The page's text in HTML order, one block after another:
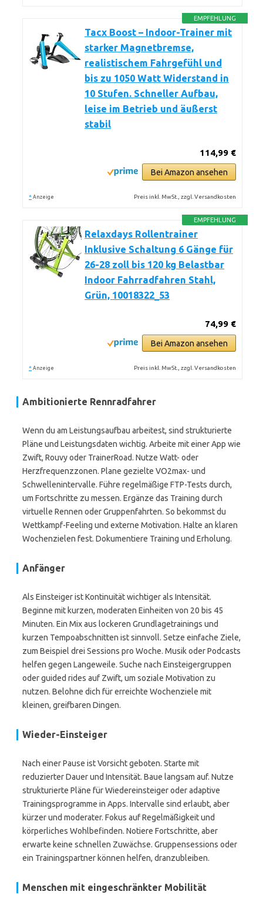
EMPFEHLUNG
Tacx Boost – Indoor-Trainer mit
starker Magnetbremse,
realistischem Fahrgefühl und
bis zu 1050 Watt Widerstand in
10 Stufen. Schneller Aufbau,
leise im Betrieb und äußerst
stabil
114,99 €
Bei Amazon ansehen
* Anzeige Preis inkl. MwSt., zzgl. Versandkosten
EMPFEHLUNG
Relaxdays Rollentrainer
Inklusive Schaltung 6 Gänge für
26-28 zoll bis 120 kg Belastbar
Indoor Fahrradfahren Stahl,
Grün, 10018322_53
74,99 €
Bei Amazon ansehen
* Anzeige Preis inkl. MwSt., zzgl. Versandkosten
Ambitionierte Rennradfahrer
Wenn du am Leistungsaufbau arbeitest, sind strukturierte
Pläne und Leistungsdaten wichtig. Arbeite mit einer App wie
Zwift, Rouvy oder TrainerRoad. Nutze Watt- oder
Herzfrequenzzonen. Plane gezielte VO2max- und
Schwellenintervalle. Führe regelmäßige FTP-Tests durch,
um Fortschritte zu messen. Ergänze das Training durch
virtuelle Rennen oder Gruppenfahrten. So bekommst du
Wettkampf-Feeling und externe Motivation. Halte an klaren
Wochenzielen fest. Dokumentiere Training und Erholung.
Anfänger
Als Einsteiger ist Kontinuität wichtiger als Intensität.
Beginne mit kurzen, moderaten Einheiten von 20 bis 45
Minuten. Ein Mix aus lockeren Grundlagetrainings und
kurzen Tempoabschnitten ist sinnvoll. Setze einfache Ziele,
zum Beispiel drei Sessions pro Woche. Musik oder Podcasts
helfen gegen Langeweile. Suche nach Einsteigergruppen
oder guided rides auf Zwift, um soziale Motivation zu
nutzen. Belohne dich für erreichte Wochenziele mit
kleinen, greifbaren Dingen.
Wieder-Einsteiger
Nach einer Pause ist Vorsicht geboten. Starte mit
reduzierter Dauer und Intensität. Baue langsam auf. Nutze
strukturierte Pläne für Wiedereinsteiger oder adaptive
Trainingsprogramme in Apps. Intervalle sind erlaubt, aber
kürzer und moderater. Fokus auf Regelmäßigkeit und
körperliches Wohlbefinden. Notiere Fortschritte, aber
erwarte keine schnellen Zuwächse. Gruppensessions oder
ein Trainingspartner können helfen, dranzubleiben.
Menschen mit eingeschränkter Mobilität